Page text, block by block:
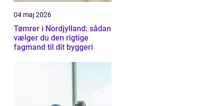
04 maj 2026
Tømrer i Nordjylland: sådan
vælger du den rigtige
fagmand til dit byggeri